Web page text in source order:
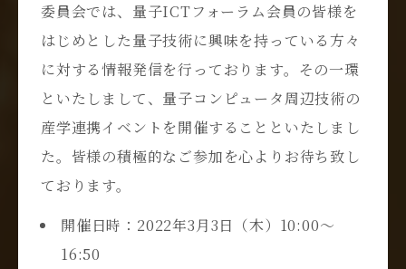
委員会では、量子ICTフォーラム会員の皆様を
はじめとした量子技術に興味を持っている方々
に対する情報発信を行っております。その一環
といたしまして、量子コンピュータ周辺技術の
産学連携イベントを開催することといたしまし
た。皆様の積極的なご参加を心よりお待ち致し
ております。
開催日時： 2022年3月3日（木） 10:00～
16:50